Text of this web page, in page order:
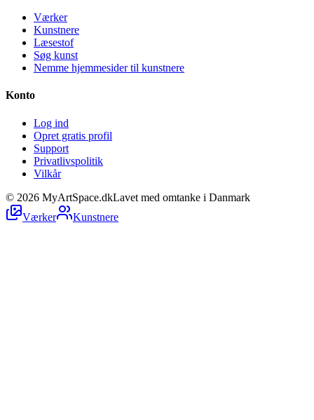
Værker
Kunstnere
Læsestof
Søg kunst
Nemme hjemmesider til kunstnere
Konto
Log ind
Opret gratis profil
Support
Privatlivspolitik
Vilkår
© 2026 MyArtSpace.dkLavet med omtanke i Danmark
Værker
Kunstnere